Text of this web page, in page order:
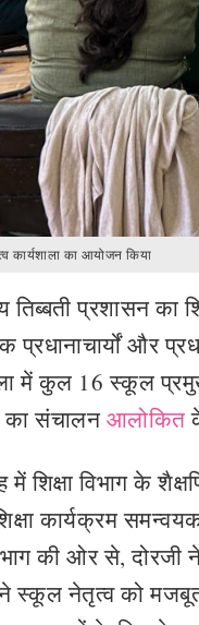
कार्यशाला का आयोजन किया
तिब्बती प्रशासन का
और
में कुल 16 स्कूल
संचालनआलोकित
में शिक्षा विभाग के
कार्यक्रम
की ओर से, दोरजी ने
स्कूल नेतृत्व को मजबूत